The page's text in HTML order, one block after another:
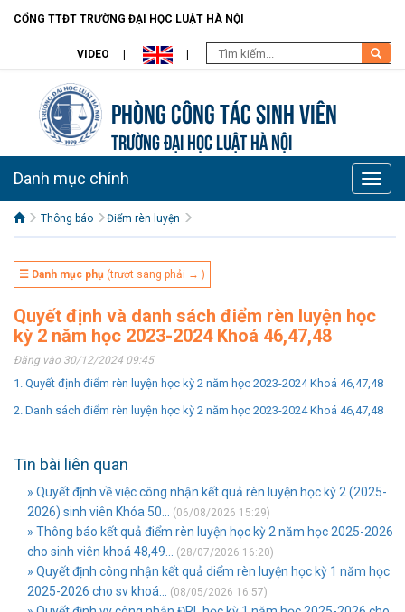
CỔNG TTĐT TRƯỜNG ĐẠI HỌC LUẬT HÀ NỘI
VIDEO
Phòng Công tác sinh viên
TRƯỜNG ĐẠI HỌC LUẬT HÀ NỘI
Toggle
Danh mục chính
Thông báo Điểm rèn luyện
☰ Danh mục phụ (trượt sang phải → )
Quyết định và danh sách điểm rèn luyện học
kỳ 2 năm học 2023-2024 Khoá 46,47,48
Đăng vào 30/12/2024 09:45
1. Quyết định điểm rèn luyện học kỳ 2 năm học 2023-2024 Khoá 46,47,48
2. Danh sách điểm rèn luyện học kỳ 2 năm học 2023-2024 Khoá 46,47,48
Tin bài liên quan
» Quyết định về việc công nhận kết quả rèn luyện học kỳ 2 (2025-
2026) sinh viên Khóa 50...
(06/08/2026 15:29)
» Thông báo kết quả điểm rèn luyện học kỳ 2 năm học 2025-2026
cho sinh viên khoá 48,49...
(28/07/2026 16:20)
» Quyết định công nhận kết quả diểm rèn luyện học kỳ 1 năm học
2025-2026 cho sv khoá...
(08/05/2026 16:57)